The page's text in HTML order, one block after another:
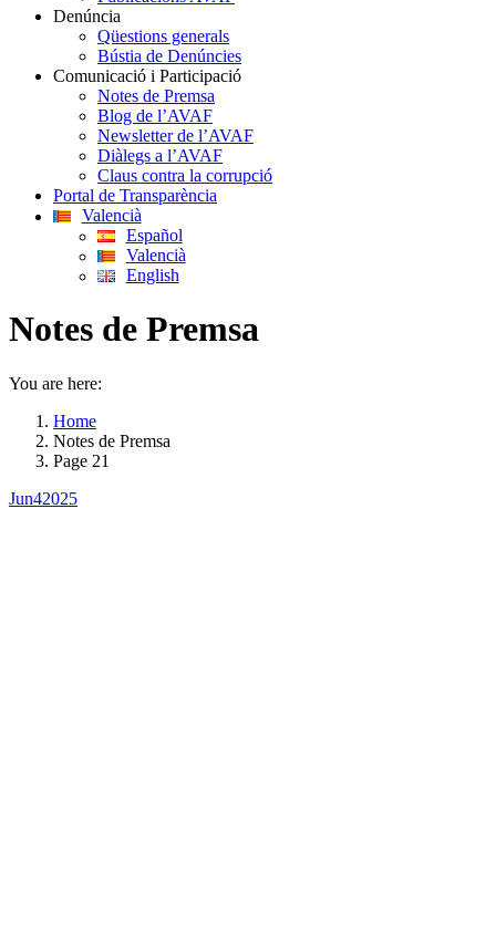
Denúncia
Qüestions generals
Bústia de Denúncies
Comunicació i Participació
Notes de Premsa
Blog de l’AVAF
Newsletter de l’AVAF
Diàlegs a l’AVAF
Claus contra la corrupció
Portal de Transparència
Valencià
Español
Valencià
English
Notes de Premsa
You are here:
Home
Notes de Premsa
Page 21
Jun42025